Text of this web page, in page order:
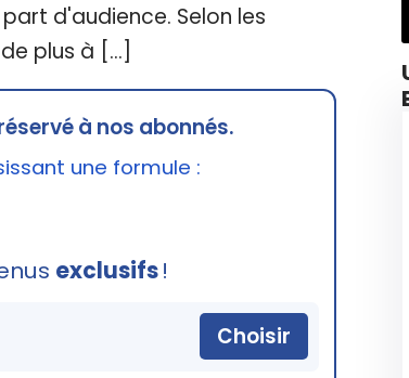
d'audience. Selon les
plus à […]
à nos abonnés.
une formule :
exclusifs!
Choisir